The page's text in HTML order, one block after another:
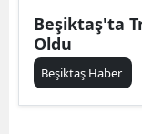
Beşiktaş'ta
Oldu
Beşiktaş Haber